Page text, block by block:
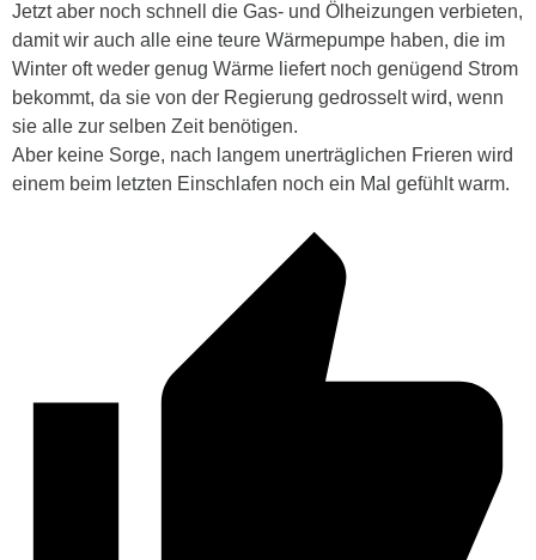
Jetzt aber noch schnell die Gas- und Ölheizungen verbieten,
damit wir auch alle eine teure Wärmepumpe haben, die im
Winter oft weder genug Wärme liefert noch genügend Strom
bekommt, da sie von der Regierung gedrosselt wird, wenn
sie alle zur selben Zeit benötigen.
Aber keine Sorge, nach langem unerträglichen Frieren wird
einem beim letzten Einschlafen noch ein Mal gefühlt warm.